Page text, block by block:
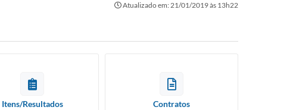
Atualizado em: 21/01/2019 às 13h22
Itens/Resultados Contratos